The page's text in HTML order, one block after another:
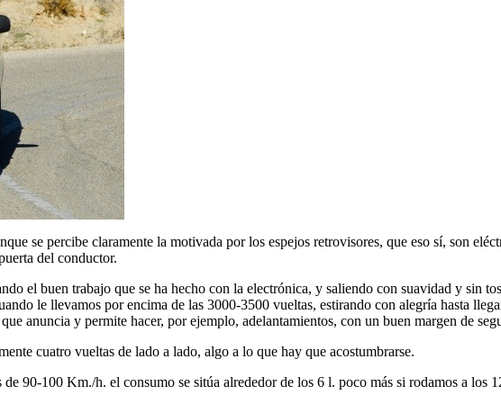
se percibe claramente la motivada por los espejos retrovisores, que eso sí, son
del conductor.
el buen trabajo que se ha hecho con la electrónica, y saliendo con suavidad y sin
le llevamos por encima de las 3000-3500 vueltas, estirando con alegría hasta
anuncia y permite hacer, por ejemplo, adelantamientos, con un buen margen de
cuatro vueltas de lado a lado, algo a lo que hay que acostumbrarse.
90-100 Km./h. el consumo se sitúa alrededor de los 6 l. poco más si rodamos a los